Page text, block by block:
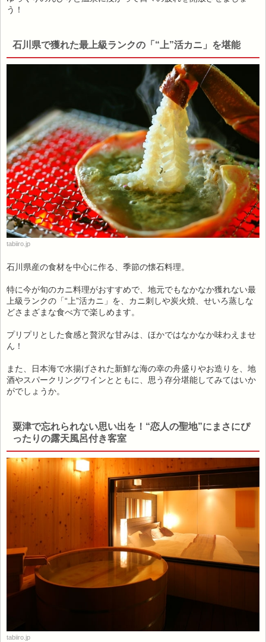
う！
石川県で獲れた最上級ランクの「“上”活カニ」を堪能
tabiiro.jp
石川県産の食材を中心に作る、季節の懐石料理。
特に今が旬のカニ料理がおすすめで、地元でもなかなか獲れない最
上級ランクの「“上”活カニ」を、カニ刺しや炭火焼、せいろ蒸しな
どさまざまな食べ方で楽しめます。
プリプリとした食感と贅沢な甘みは、ほかではなかなか味わえませ
ん！
また、日本海で水揚げされた新鮮な海の幸の舟盛りやお造りを、地
酒やスパークリングワインとともに、思う存分堪能してみてはいか
がでしょうか。
粟津で忘れられない思い出を！“恋人の聖地”にまさにぴ
ったりの露天風呂付き客室
tabiiro.jp